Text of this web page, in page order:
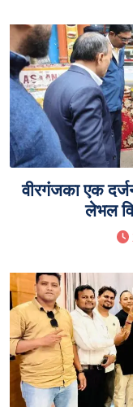
वीरगंजका एक
लेभल